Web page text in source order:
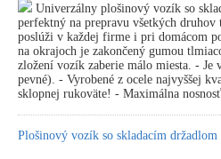
Univerzálny plošinový vozík so
perfektný na prepravu všetkých
poslúži v každej firme i pri domácom
na okrajoch je zakončený gumou
zložení vozík zaberie málo miesta. -
pevné). - Vyrobené z ocele najvyššej
sklopnej rukoväte! - Maximálna
Plošinový vozík so skladacím